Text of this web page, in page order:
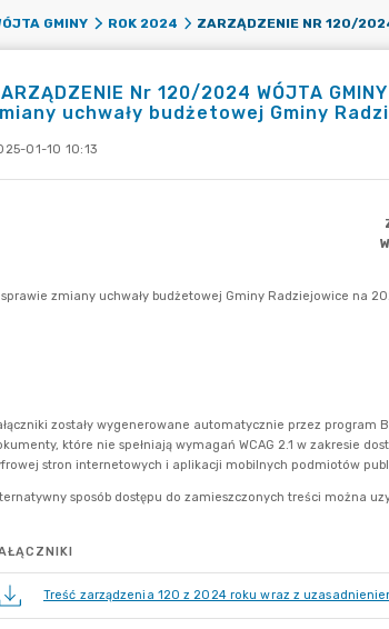
GMINY ROK 2024
Nr 120/2024 WÓJTA
uchwały budżetowej Gminy
01-10 10:13
Treść zarządzenia 120 z 2024 roku wraz z